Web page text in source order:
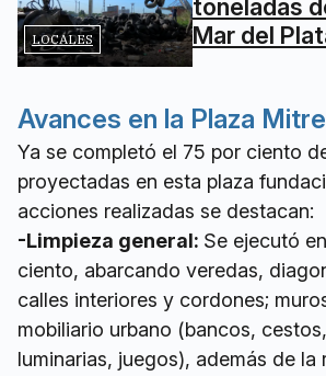
LOCALES
toneladas
Mar del
Avances en la Plaza Mitre
Ya se completó el 75 por ciento
proyectadas en esta plaza
acciones realizadas se destacan:
-Limpieza general: Se ejecutó
ciento, abarcando veredas,
calles interiores y cordones;
mobiliario urbano (bancos,
luminarias, juegos), además de la